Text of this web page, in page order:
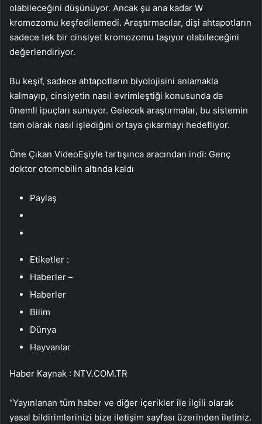
olabileceğini düşünüyor. Ancak şu ana kadar W
kromozomu keşfedilemedi. Araştırmacılar, dişi ahtapotların
sadece tek bir cinsiyet kromozomu taşıyor olabileceğini
değerlendiriyor.
Bu keşif, sadece ahtapotların biyolojisini anlamakla
kalmayıp, cinsiyetin nasıl evrimleştiği konusunda da
önemli ipuçları sunuyor. Gelecek araştırmalar, bu sistemin
tam olarak nasıl işlediğini ortaya çıkarmayı hedefliyor.
Öne Çıkan VideoEşiyle tartışınca aracından indi: Genç
doktor otomobilin altında kaldı
Paylaş
Etiketler :
Haberler –
Haberler
Bilim
Dünya
Hayvanlar
Haber Kaynak : NTV.COM.TR
“Yayınlanan tüm haber ve diğer içerikler ile ilgili olarak
yasal bildirimlerinizi bize iletişim sayfası üzerinden iletiniz.